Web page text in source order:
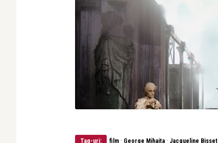
Tag-uri: film · George Mihaita · Jacqueline Bisset